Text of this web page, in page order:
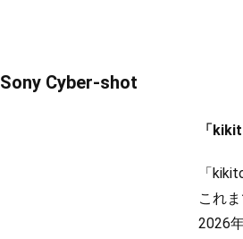
Sony Cyber-shot
「
「
これ
2026